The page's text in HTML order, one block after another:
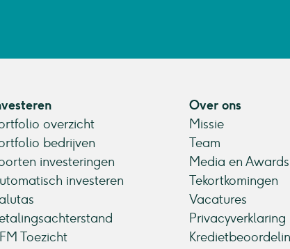
overzicht
bedrijven
investeringen
investeren
Toezicht
Over ons
Missie
Team
Media en Awards
Tekortkomingen
Vacatures
Privacyverklaring